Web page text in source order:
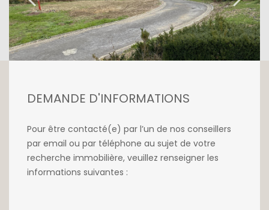
Possibilité d'acquérir les terrains séparément.
Pour plus de renseignements ou pour
effectuer une visite, contactez-nous dès à
présent au +352 26 54 17 17.
DEMANDE D'INFORMATIONS
Pour être contacté(e) par l’un de nos conseillers
par email ou par téléphone au sujet de votre
recherche immobilière, veuillez renseigner les
informations suivantes :